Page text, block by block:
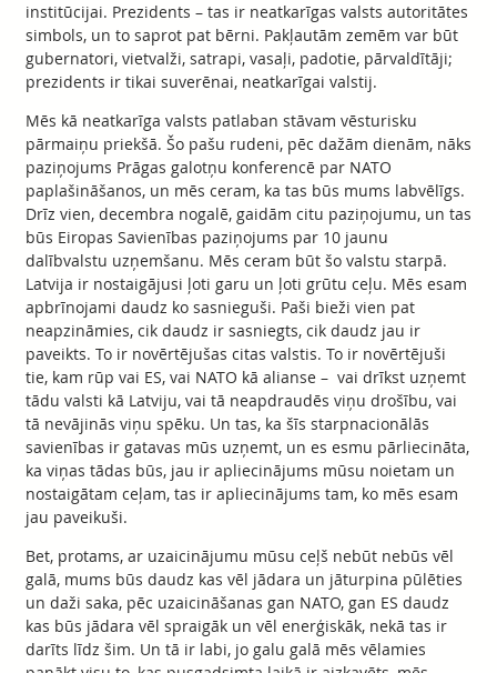
institūcijai. Prezidents – tas ir neatkarīgas valsts autoritātes
simbols, un to saprot pat bērni. Pakļautām zemēm var būt
gubernatori, vietvalži, satrapi, vasaļi, padotie, pārvaldītāji;
prezidents ir tikai suverēnai, neatkarīgai valstij.
Mēs kā neatkarīga valsts patlaban stāvam vēsturisku
pārmaiņu priekšā. Šo pašu rudeni, pēc dažām dienām, nāks
paziņojums Prāgas galotņu konferencē par NATO
paplašināšanos, un mēs ceram, ka tas būs mums labvēlīgs.
Drīz vien, decembra nogalē, gaidām citu paziņojumu, un tas
būs Eiropas Savienības paziņojums par 10 jaunu
dalībvalstu uzņemšanu. Mēs ceram būt šo valstu starpā.
Latvija ir nostaigājusi ļoti garu un ļoti grūtu ceļu. Mēs esam
apbrīnojami daudz ko sasnieguši. Paši bieži vien pat
neapzināmies, cik daudz ir sasniegts, cik daudz jau ir
paveikts. To ir novērtējušas citas valstis. To ir novērtējuši
tie, kam rūp vai ES, vai NATO kā alianse – vai drīkst uzņemt
tādu valsti kā Latviju, vai tā neapdraudēs viņu drošību, vai
tā nevājinās viņu spēku. Un tas, ka šīs starpnacionālās
savienības ir gatavas mūs uzņemt, un es esmu pārliecināta,
ka viņas tādas būs, jau ir apliecinājums mūsu noietam un
nostaigātam ceļam, tas ir apliecinājums tam, ko mēs esam
jau paveikuši.
Bet, protams, ar uzaicinājumu mūsu ceļš nebūt nebūs vēl
galā, mums būs daudz kas vēl jādara un jāturpina pūlēties
un daži saka, pēc uzaicināšanas gan NATO, gan ES daudz
kas būs jādara vēl spraigāk un vēl enerģiskāk, nekā tas ir
darīts līdz šim. Un tā ir labi, jo galu galā mēs vēlamies